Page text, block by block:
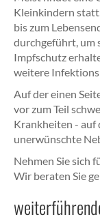
Kleinkindern
bis zum
durchgeführt, um
Impfschutz
weitere
Auf der einen
vor zum Teil
Krankheiten - auf
unerwünschte
Nehmen Sie sich
Wir beraten Sie